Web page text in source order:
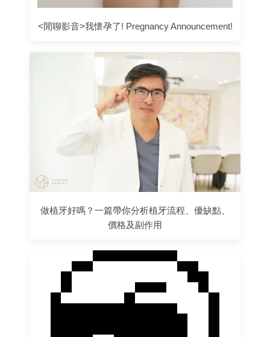
<閒聊影音>我懷孕了! Pregnancy Announcement!
做植牙好嗎？一篇帶你分析植牙流程、優缺點、
價格及副作用